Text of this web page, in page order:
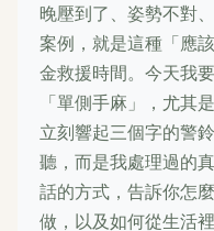
晚壓到了、姿勢不對
案例，就是這種「應
金救援時間。今天我
「單側手麻」，尤其
立刻響起三個字的
聽，而是我處理過的
話的方式，告訴你怎
做，以及如何從生活